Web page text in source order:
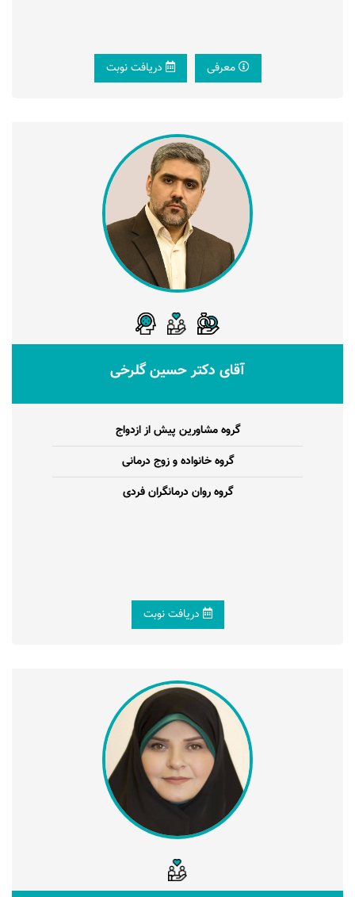
معرفی دریافت نوبت
آقای دکتر حسین گلرخی
گروه مشاورین پیش از ازدواج
گروه خانواده و زوج درمانی
گروه روان درمانگران فردی
دریافت نوبت